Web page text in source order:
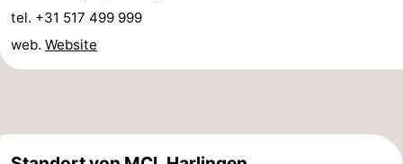
Vlieland
Natur
tel. +31 517 499 999
web. Website